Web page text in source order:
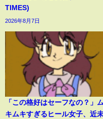
TIMES)
2026年8月7日
「この格好はセーフなの？」ム
キムキすぎるヒール女子、近